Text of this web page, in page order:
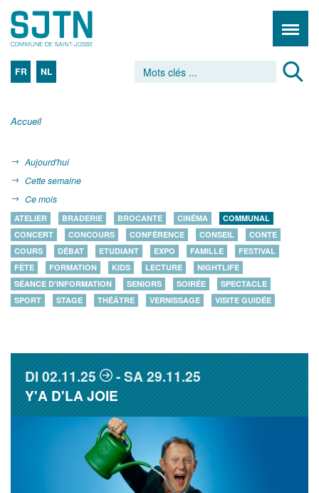
FR NL
Accueil
Aujourd'hui
Cette semaine
Ce mois
ATELIER BRADERIE BROCANTE CINÉMA
COMMUNAL
CONCERT
CONCOURS CONFÉRENCE CONSEIL
CONTE
COURS
DÉBAT ETUDIANT EXPO FAMILLE
FESTIVAL
FÊTE
FORMATION KIDS LECTURE
NIGHTLIFE
SÉANCE D'INFORMATION
SENIORS SOIRÉE
SPECTACLE
SPORT
STAGE THÉÂTRE VERNISSAGE VISITE GUIDÉE
DI02.11.25 SA29.11.25
Y'A D'LA JOIE